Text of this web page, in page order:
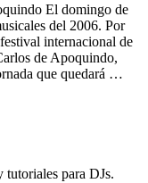
El domingo de
del 2006. Por
internacional de
de Apoquindo,
que quedará …
para DJs.